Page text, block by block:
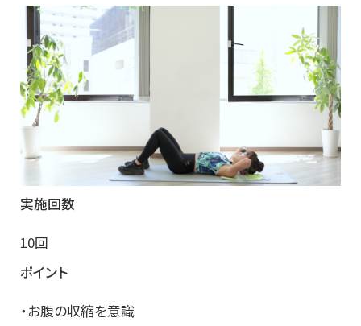
実施回数
10回
ポイント
・お腹の収縮を意識